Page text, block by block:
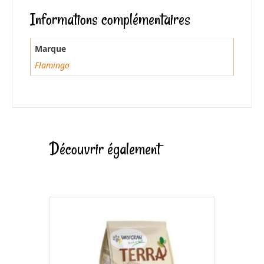
Informations complémentaires
Marque
Flamingo
Découvrir également